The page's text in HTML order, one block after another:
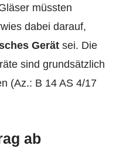
müssten
dabei darauf,
Gerät sei. Die
sind grundsätzlich
(Az.: B 14 AS 4/17
ab